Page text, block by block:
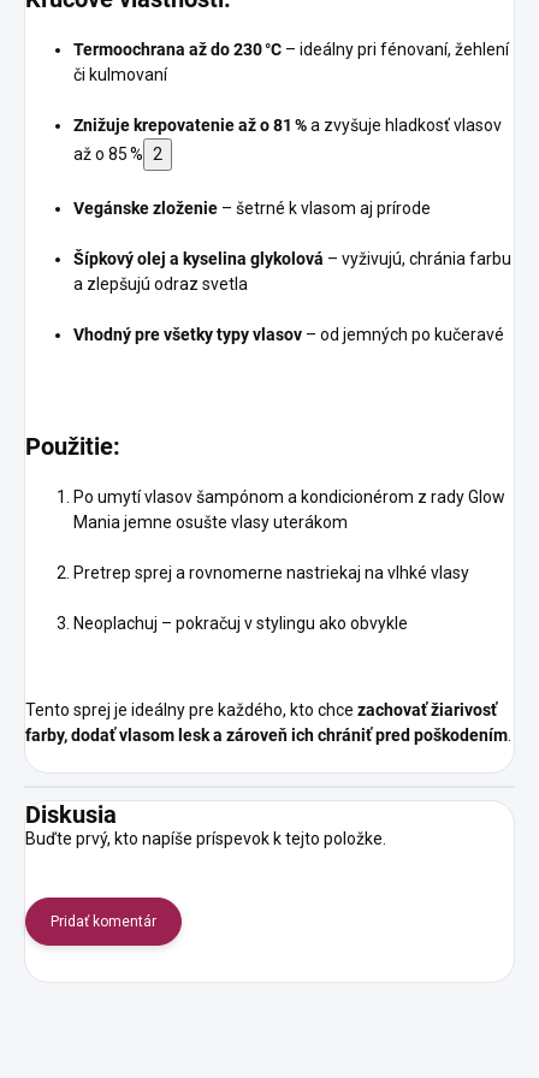
Termoochrana až do 230 °C – ideálny pri fénovaní, žehlení
či kulmovaní
Znižuje krepovatenie až o 81 %a zvyšuje hladkosť vlasov
až o 85 % 2
Vegánske zloženie – šetrné k vlasom aj prírode
Šípkový olej a kyselina glykolová – vyživujú, chránia farbu
a zlepšujú odraz svetla
Vhodný pre všetky typy vlasov – od jemných po kučeravé
Použitie:
Po umytí vlasov šampónom a kondicionérom z rady Glow
Mania jemne osušte vlasy uterákom
Pretrep sprej a rovnomerne nastriekaj na vlhké vlasy
Neoplachuj – pokračuj v stylingu ako obvykle
Tento sprej je ideálny pre každého, kto chce zachovať žiarivosť
farby, dodať vlasom lesk a zároveň ich chrániť pred poškodením
Diskusia
Buďte prvý, kto napíše príspevok k tejto položke.
Pridať komentár